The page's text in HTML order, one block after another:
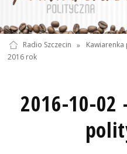
Radio Szczecin » Kawiarenka
2016 rok
2016-10-02